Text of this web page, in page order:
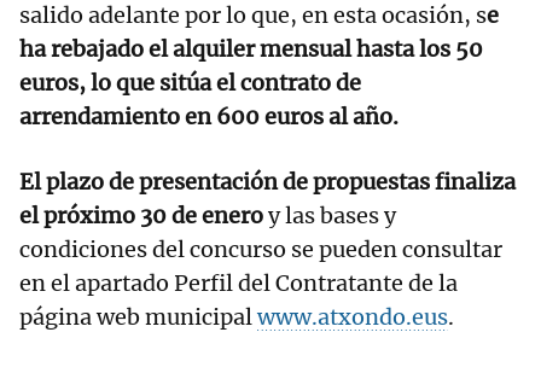
salido adelante por lo que, en esta ocasión, se
ha rebajado el alquiler mensual hasta los 50
euros, lo que sitúa el contrato de
arrendamiento en 600 euros al año.
El plazo de presentación de propuestas finaliza
el próximo 30 de eneroy las bases y
condiciones del concurso se pueden consultar
en el apartado Perfil del Contratante de la
página web municipalwww.atxondo.eus.